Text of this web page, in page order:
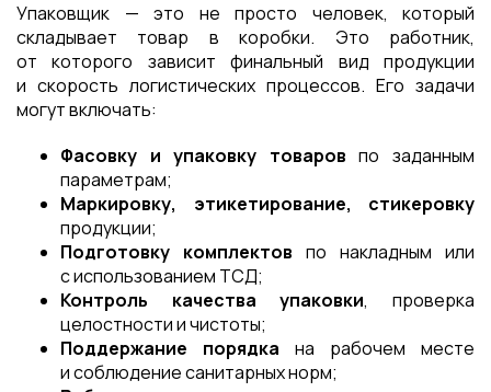
Упаковщик — это не просто человек, который
складывает товар в коробки. Это работник,
от которого зависит финальный вид продукции
и скорость логистических процессов. Его задачи
могут включать:
Фасовку и упаковку товаров по заданным
параметрам;
Маркировку, этикетирование, стикеровку
продукции;
Подготовку комплектов по накладным или
с использованием ТСД;
Контроль качества упаковки, проверка
целостности и чистоты;
Поддержание порядка на рабочем месте
и соблюдение санитарных норм;